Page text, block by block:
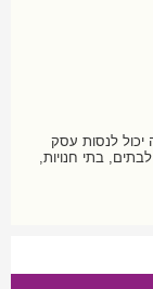
יכול לנסות עסק
בתי חנויות,